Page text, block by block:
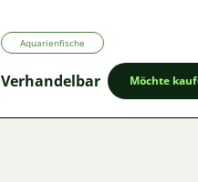
Aquarienfische
Verhandelbar Möchte